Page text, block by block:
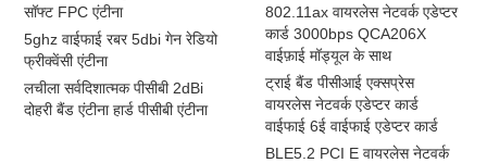
सॉफ्ट FPC एंटीना
5ghz वाईफाई रबर 5dbi गेन रेडियो
फ्रीक्वेंसी एंटीना
लचीला सर्वदिशात्मक पीसीबी 2dBi
दोहरी बैंड एंटीना हार्ड पीसीबी एंटीना
802.11ax वायरलेस नेटवर्क एडेप्टर
कार्ड 3000bps QCA206X
वाईफ़ाई मॉड्यूल के साथ
ट्राई बैंड पीसीआई एक्सप्रेस
वायरलेस नेटवर्क एडेप्टर कार्ड
वाईफाई 6ई वाईफाई एडेप्टर कार्ड
BLE5.2 PCI E वायरलेस नेटवर्क